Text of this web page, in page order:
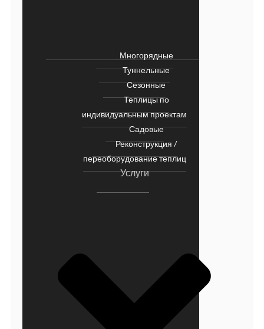
Многорядные
Туннельные
Сезонные
Теплицы по
индивидуальным проектам
Садовые
Реконструкция /
переоборудование теплиц
Услуги